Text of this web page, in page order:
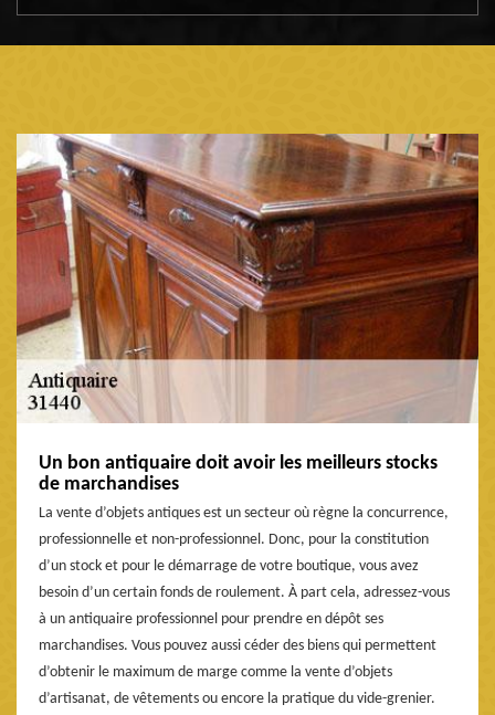
Un bon antiquaire doit avoir les meilleurs stocks
de marchandises
La vente d’objets antiques est un secteur où règne la concurrence,
professionnelle et non-professionnel. Donc, pour la constitution
d’un stock et pour le démarrage de votre boutique, vous avez
besoin d’un certain fonds de roulement. À part cela, adressez-vous
à un antiquaire professionnel pour prendre en dépôt ses
marchandises. Vous pouvez aussi céder des biens qui permettent
d’obtenir le maximum de marge comme la vente d’objets
d’artisanat, de vêtements ou encore la pratique du vide-grenier.